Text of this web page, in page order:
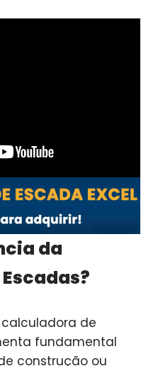
da
de
fundamental
construção ou